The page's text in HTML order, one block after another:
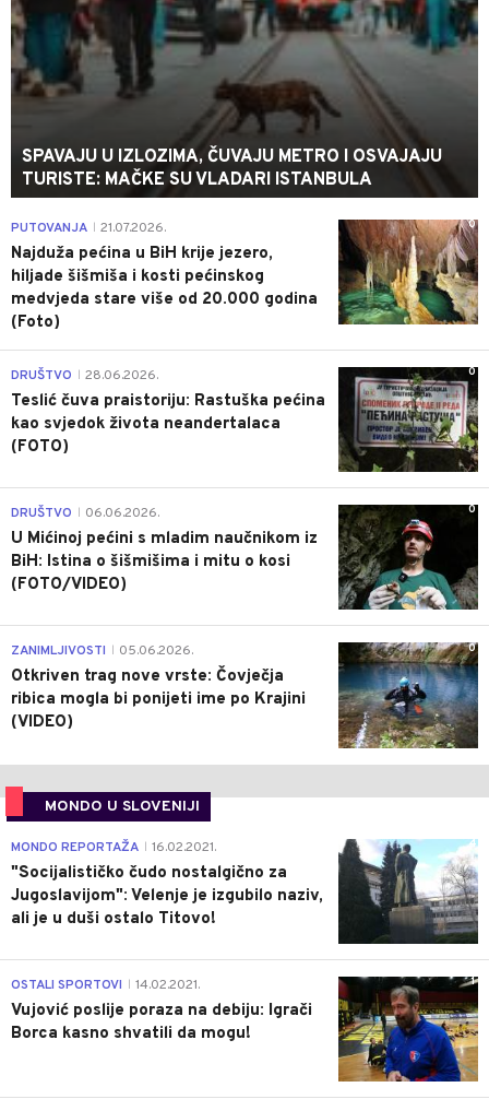
SPAVAJU U IZLOZIMA, ČUVAJU METRO I OSVAJAJU
TURISTE: MAČKE SU VLADARI ISTANBULA
0
PUTOVANJA 21.07.2026.
Najduža pećina u BiH krije jezero,
hiljade šišmiša i kosti pećinskog
medvjeda stare više od 20.000 godina
(Foto)
0
DRUŠTVO 28.06.2026.
Teslić čuva praistoriju: Rastuška pećina
kao svjedok života neandertalaca
(FOTO)
0
DRUŠTVO 06.06.2026.
U Mićinoj pećini s mladim naučnikom iz
BiH: Istina o šišmišima i mitu o kosi
(FOTO/VIDEO)
0
ZANIMLJIVOSTI 05.06.2026.
Otkriven trag nove vrste: Čovječja
ribica mogla bi ponijeti ime po Krajini
(VIDEO)
MONDO U SLOVENIJI
4
MONDO REPORTAŽA 16.02.2021.
"Socijalističko čudo nostalgično za
Jugoslavijom": Velenje je izgubilo naziv,
ali je u duši ostalo Titovo!
1
OSTALI SPORTOVI 14.02.2021.
Vujović poslije poraza na debiju: Igrači
Borca kasno shvatili da mogu!